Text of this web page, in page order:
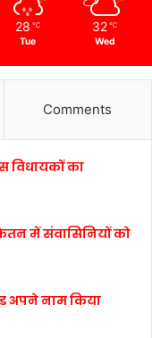
28 ℃
Tue
32 ℃
Wed
Comments
विधायकों का
में संवासिनियों को
अपने नाम किया